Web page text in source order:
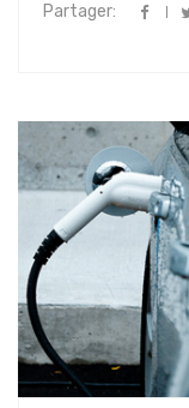
Partager: